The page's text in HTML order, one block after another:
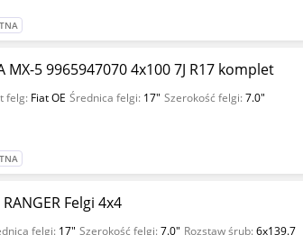
MX-5 9965947070 4x100 7J R17 komplet
felg: Fiat OE Średnica felgi: 17" Szerokość felgi:7.0"
Felgi 4x4
felgi: 17" Szerokość felgi:7.0" Rozstaw śrub:6x139.7